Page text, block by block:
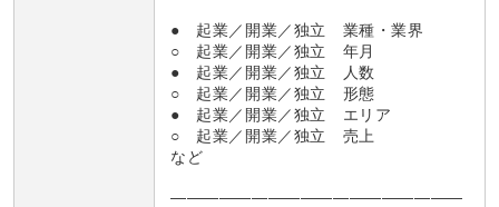
● 起業／開業／独立 業種・業界
○ 起業／開業／独立 年月
● 起業／開業／独立 人数
○ 起業／開業／独立 形態
● 起業／開業／独立 エリア
○ 起業／開業／独立 売上
など
――――――――――――――――――